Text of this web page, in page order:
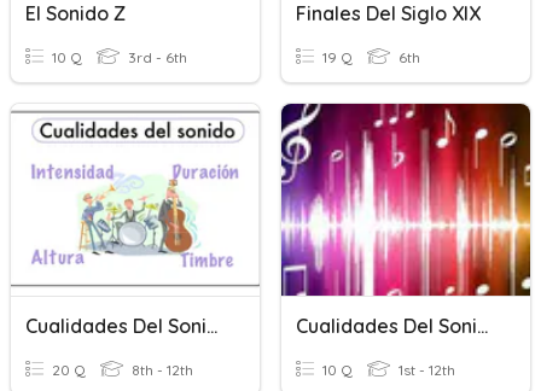
El Sonido Z
10 Q 3rd - 6th
Finales Del Siglo XIX
19 Q 6th
Cualidades Del Sonido
20 Q 8th - 12th
Cualidades Del Sonido
10 Q 1st - 12th